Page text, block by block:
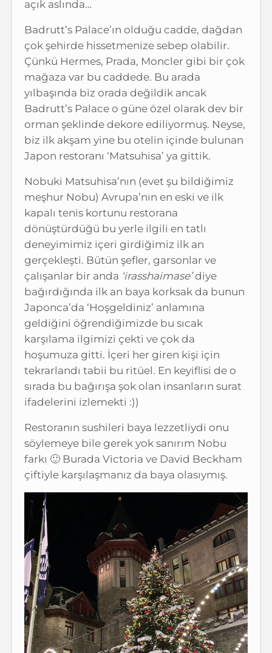
açık aslında…
Badrutt’s Palace’ın olduğu cadde, dağdan
çok şehirde hissetmenize sebep olabilir.
Çünkü Hermes, Prada, Moncler gibi bir çok
mağaza var bu caddede. Bu arada
yılbaşında biz orada değildik ancak
Badrutt’s Palace o güne özel olarak dev bir
orman şeklinde dekore ediliyormuş. Neyse,
biz ilk akşam yine bu otelin içinde bulunan
Japon restoranı ‘Matsuhisa’ ya gittik.
Nobuki Matsuhisa’nın (evet şu bildiğimiz
meşhur Nobu) Avrupa’nın en eski ve ilk
kapalı tenis kortunu restorana
dönüştürdüğü bu yerle ilgili en tatlı
deneyimimiz içeri girdiğimiz ilk an
gerçekleşti. Bütün şefler, garsonlar ve
çalışanlar bir anda ‘irasshaimase’diye
bağırdığında ilk an baya korksak da bunun
Japonca’da ‘Hoşgeldiniz’ anlamına
geldiğini öğrendiğimizde bu sıcak
karşılama ilgimizi çekti ve çok da
hoşumuza gitti. İçeri her giren kişi için
tekrarlandı tabii bu ritüel. En keyiflisi de o
sırada bu bağırışa şok olan insanların surat
ifadelerini izlemekti :))
Restoranın sushileri baya lezzetliydi onu
söylemeye bile gerek yok sanırım Nobu
farkı 🙂 Burada Victoria ve David Beckham
çiftiyle karşılaşmanız da baya olasıymış.